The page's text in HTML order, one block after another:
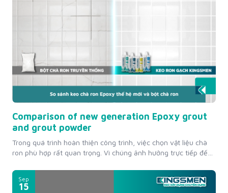
Comparison of new generation Epoxy grout
and grout powder
Trong quá trình hoàn thiện công trình, việc chọn vật liệu chà
ron phù hợp rất quan trọng. Vì chúng ảnh hưởng trực tiếp đến
mới và bột chà ron truyền thống là hai lựa chọn phổ biến. Vậy
đâu là...
Sep
15